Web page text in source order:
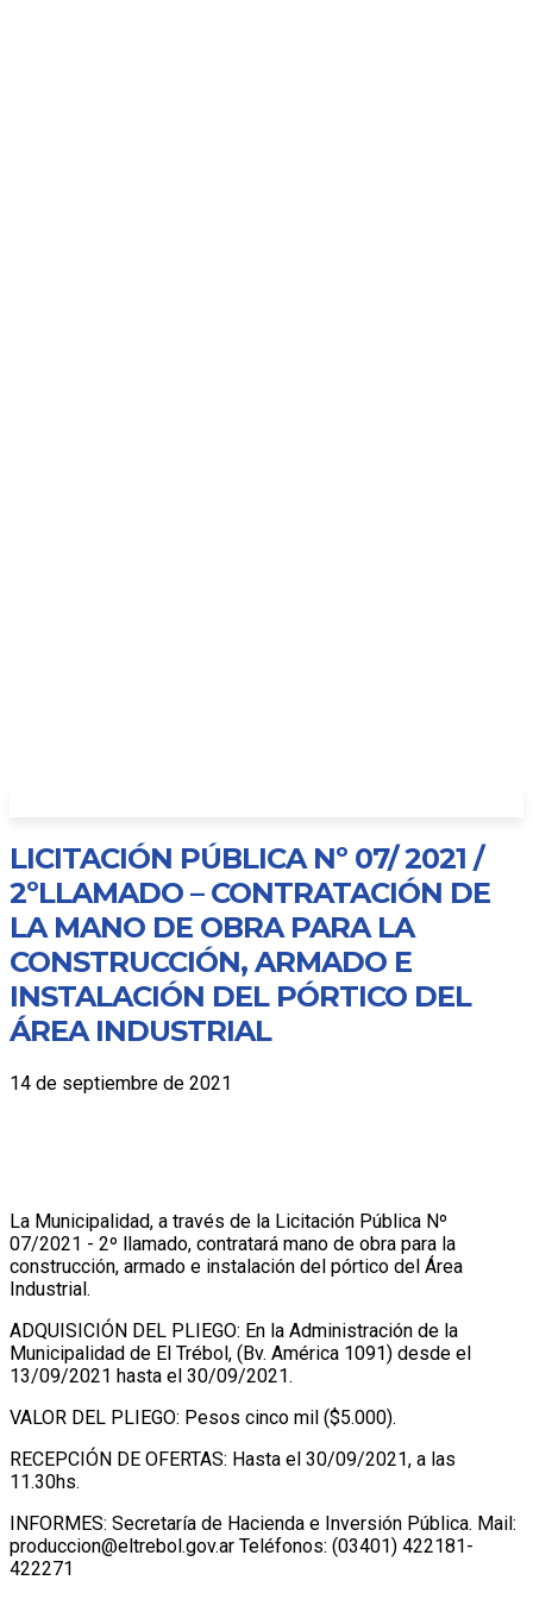
LICITACIÓN PÚBLICA Nº 07/ 2021 /
2ºLLAMADO – CONTRATACIÓN DE
LA MANO DE OBRA PARA LA
CONSTRUCCIÓN, ARMADO E
INSTALACIÓN DEL PÓRTICO DEL
ÁREA INDUSTRIAL
14 de septiembre de 2021
La Municipalidad, a través de la Licitación Pública Nº
07/2021 - 2º llamado, contratará mano de obra para la
construcción, armado e instalación del pórtico del Área
Industrial.
ADQUISICIÓN DEL PLIEGO: En la Administración de la
Municipalidad de El Trébol, (Bv. América 1091) desde el
13/09/2021 hasta el 30/09/2021.
VALOR DEL PLIEGO: Pesos cinco mil ($5.000).
RECEPCIÓN DE OFERTAS: Hasta el 30/09/2021, a las
11.30hs.
INFORMES: Secretaría de Hacienda e Inversión Pública. Mail:
produccion@eltrebol.gov.ar Teléfonos: (03401) 422181-
422271